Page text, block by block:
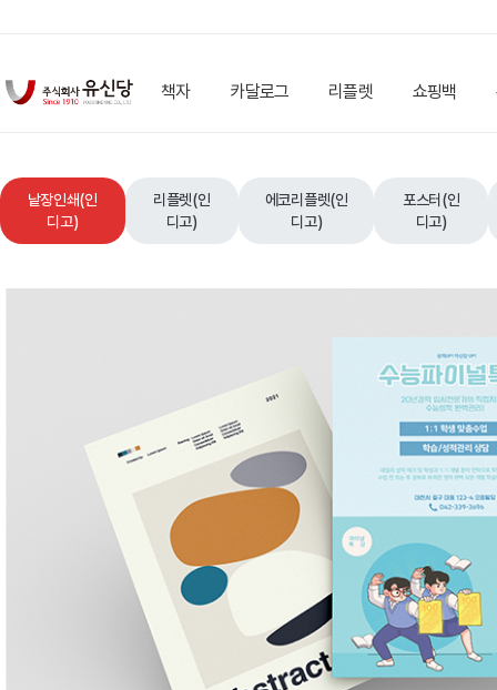
책자 카달로그 리플렛 쇼핑백
낱장인쇄(인
디고)
리플렛(인
디고)
에코리플렛(인
디고)
포스터(인
디고)